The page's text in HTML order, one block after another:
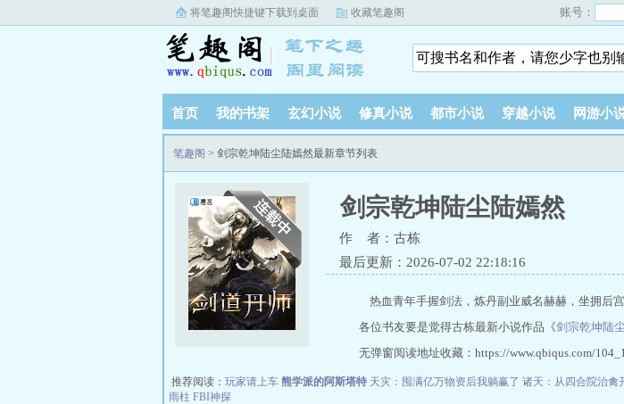
将笔趣阁快捷键下载到桌面 收藏笔趣阁 账号：
首页 我的书架 玄幻小说 修真小说 都市小说 穿越小说 网游小
笔趣阁 > 剑宗乾坤陆尘陆嫣然最新章节列表
剑宗乾坤陆尘陆嫣然
作 者：古栋
最后更新：2026-07-02 22:18:16
热血青年手握剑法，炼丹副业威名赫赫，坐拥后
各位书友要是觉得古栋最新小说作品《剑宗乾坤陆
无弹窗阅读地址收藏：https://www.qbiqus.com/
推荐阅读： 玩家请上车 熊学派的阿斯塔特 天灾：囤满亿万物资后我躺赢了 诸天：从四合院治禽
雨柱 FBI神探